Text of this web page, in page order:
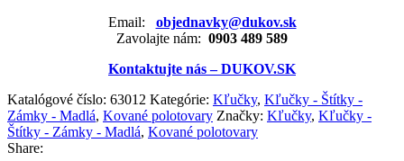
Email: objednavky@dukov.sk
Zavolajte nám: 0903 489 589
Kontaktujte nás – DUKOV.SK
Katalógové číslo: 63012 Kategórie: Kľučky, Kľučky - Štítky -
Zámky - Madlá, Kované polotovary Značky: Kľučky, Kľučky -
Štítky - Zámky - Madlá, Kované polotovary
Share: